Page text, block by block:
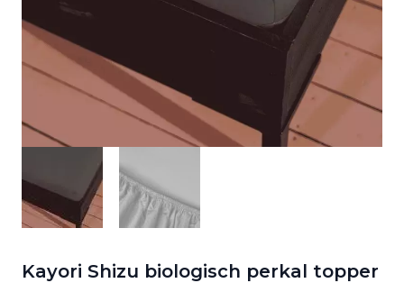
Kayori Shizu biologisch perkal topper